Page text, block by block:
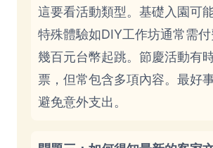
這要看活動類型。基礎入園可
特殊體驗如DIY工作坊通常需
幾百元台幣起跳。節慶活動有
票，但常包含多項內容。最好
避免意外支出。